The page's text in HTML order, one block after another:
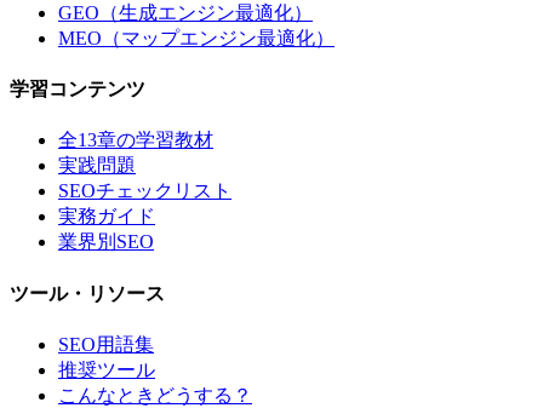
GEO（生成エンジン最適化）
MEO（マップエンジン最適化）
学習コンテンツ
全13章の学習教材
実践問題
SEOチェックリスト
実務ガイド
業界別SEO
ツール・リソース
SEO用語集
推奨ツール
こんなときどうする？